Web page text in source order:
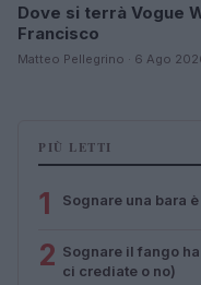
Dove si terrà Vogue
Francisco
Matteo Pellegrino · 6 Ago
PIÙ LETTI
1 Sognare una bara
2 Sognare il fango
ci crediate o no)